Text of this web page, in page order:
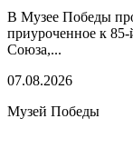
В Музее Победы
приуроченное к
Союза,...
07.08.2026
Музей Победы